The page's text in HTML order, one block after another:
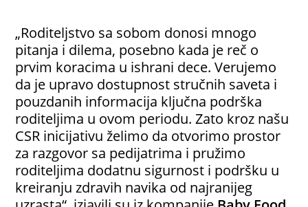
„Roditeljstvo sa sobom donosi mnogo
pitanja i dilema, posebno kada je reč o
prvim koracima u ishrani dece. Verujemo
da je upravo dostupnost stručnih saveta i
pouzdanih informacija ključna podrška
roditeljima u ovom periodu. Zato kroz našu
CSR inicijativu želimo da otvorimo prostor
za razgovor sa pedijatrima i pružimo
roditeljima dodatnu sigurnost i podršku u
kreiranju zdravih navika od najranijeg